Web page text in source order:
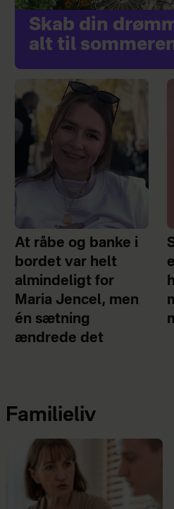
Skab din
alt til
At råbe og banke i
bordet var helt
almindeligt for
Maria Jencel, men
én sætning
ændrede det
Familieliv